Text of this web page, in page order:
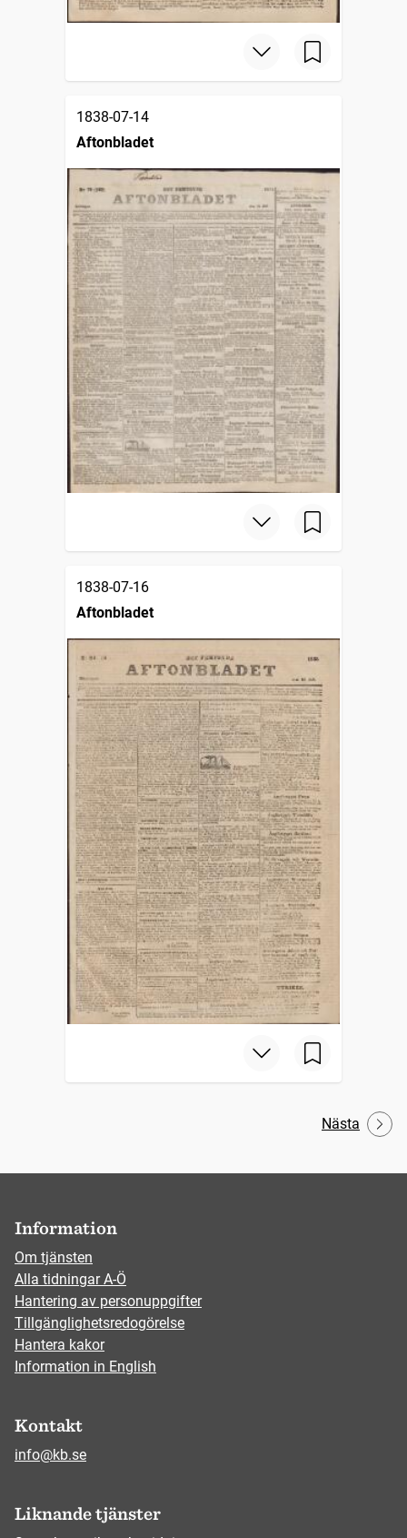
1838-07-14
Aftonbladet
1838-07-16
Aftonbladet
Nästa
Information
Om tjänsten
Alla tidningar A-Ö
Hantering av personuppgifter
Tillgänglighetsredogörelse
Hantera kakor
Information in English
Kontakt
info@kb.se
Liknande tjänster